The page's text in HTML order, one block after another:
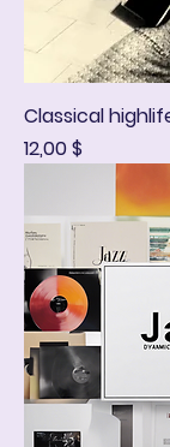
Classical
Hinta
12,00 $